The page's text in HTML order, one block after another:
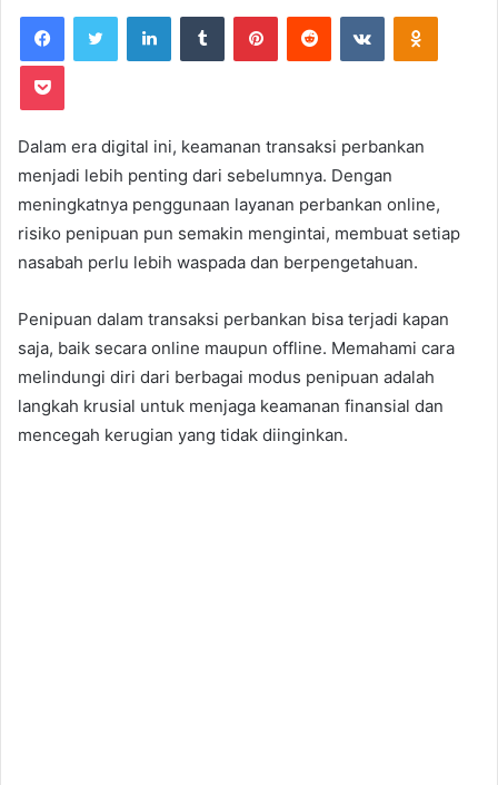
LinkedInTumblr PinterestReddit VKontakte
Pocket
Dalam era digital ini, keamanan transaksi perbankan
menjadi lebih penting dari sebelumnya. Dengan
meningkatnya penggunaan layanan perbankan online,
risiko penipuan pun semakin mengintai, membuat setiap
nasabah perlu lebih waspada dan berpengetahuan.
Penipuan dalam transaksi perbankan bisa terjadi kapan
saja, baik secara online maupun offline. Memahami cara
melindungi diri dari berbagai modus penipuan adalah
langkah krusial untuk menjaga keamanan finansial dan
mencegah kerugian yang tidak diinginkan.